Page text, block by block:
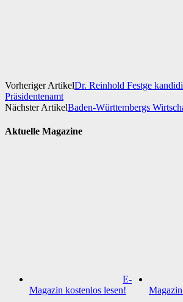
Vorheriger ArtikelDr. Reinhold Festge
Präsidentenamt
Nächster ArtikelBaden-Württembergs
Aktuelle Magazine
E-
Magazin kostenlos lesen!